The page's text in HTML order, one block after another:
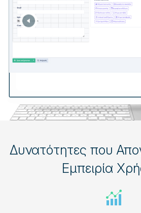
Δυνατότητες που
Εμπειρία